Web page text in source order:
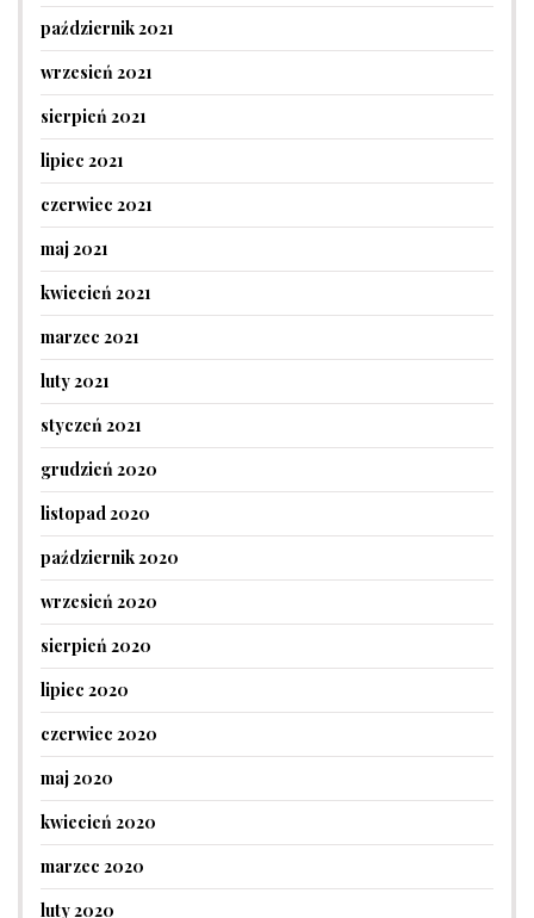
październik 2021
wrzesień 2021
sierpień 2021
lipiec 2021
czerwiec 2021
maj 2021
kwiecień 2021
marzec 2021
luty 2021
styczeń 2021
grudzień 2020
listopad 2020
październik 2020
wrzesień 2020
sierpień 2020
lipiec 2020
czerwiec 2020
maj 2020
kwiecień 2020
marzec 2020
luty 2020